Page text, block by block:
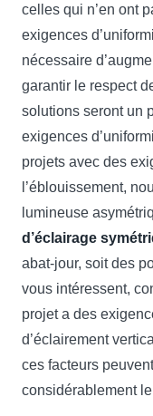
celles qui n’en ont
exigences
nécessaire
garantir le respect
solutions seront un
exigences
projets avec des
l’éblouissement,
lumineuse
d’éclairage
abat-jour, soit des
vous intéressent,
projet a des
d’éclairement
ces facteurs
considérablement